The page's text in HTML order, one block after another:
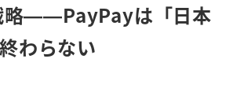
略——PayPayは「日本
わらない